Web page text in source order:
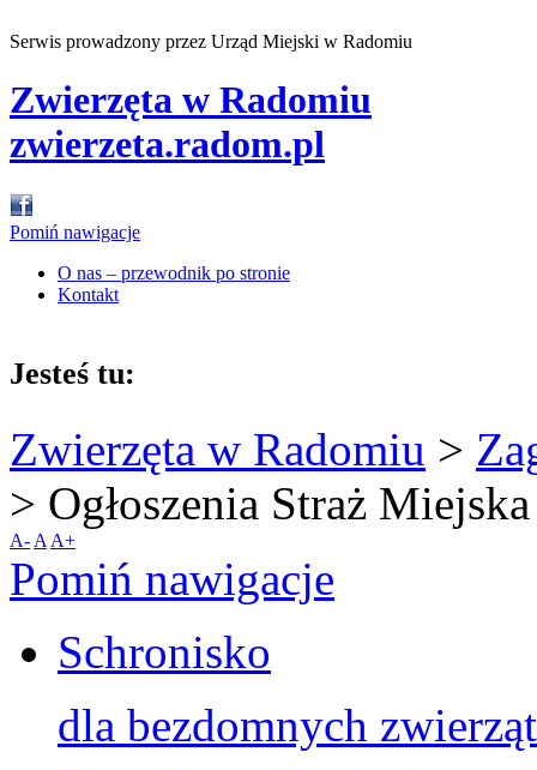
Serwis prowadzony przez Urząd Miejski w Radomiu
Zwierzęta w Radomiu
zwierzeta.radom.pl
Pomiń nawigacje
O nas – przewodnik po stronie
Kontakt
Jesteś tu:
Zwierzęta w Radomiu >
> Ogłoszenia Straż Miejska
A- A A+
Pomiń nawigacje
Schronisko
dla bezdomnych zwierząt